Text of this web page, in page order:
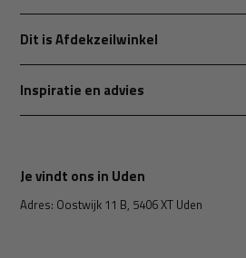
Dit is Afdekzeilwinkel
Inspiratie en advies
Je vindt ons in Uden
Adres: Oostwijk 11 B, 5406 XT Uden